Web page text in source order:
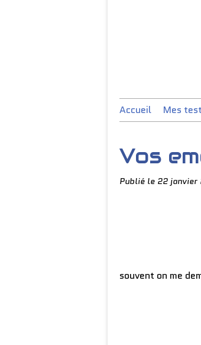
Accueil Mes
Vos
Publié le 22 janvier
souvent on me